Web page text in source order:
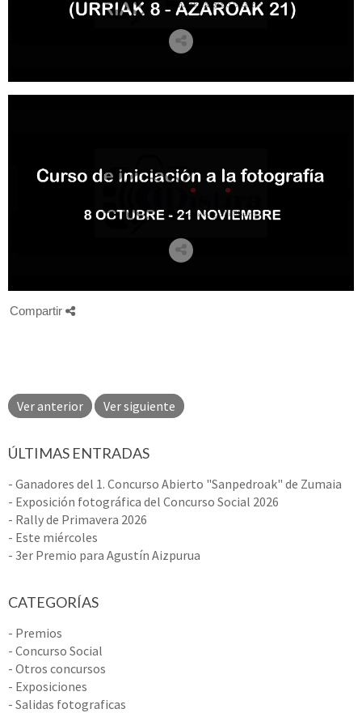
Compartir
Ver anterior Ver siguiente
ÚLTIMAS ENTRADAS
- Ganadores del 1. Concurso Abierto "Sanpedroak" de Zumaia
- Exposición fotográfica del Concurso Social 2026
- Rally de Primavera 2026
- Este miércoles
- 3er Premio para Agustín Aizpurua
CATEGORÍAS
- Premios
- Concurso Social
- Otros concursos
- Exposiciones
- Salidas fotograficas